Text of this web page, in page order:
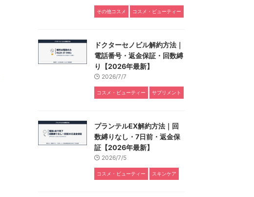
その他コスメ コスメ・ビューティー
ドクターセノビル解約方法｜
電話番号・返金保証・回数縛
り【2026年最新】
2026/7/7
コスメ・ビューティー サプリメント
プランテルEX解約方法｜回
数縛りなし・7日前・返金保
証【2026年最新】
2026/7/5
コスメ・ビューティー スキンケア